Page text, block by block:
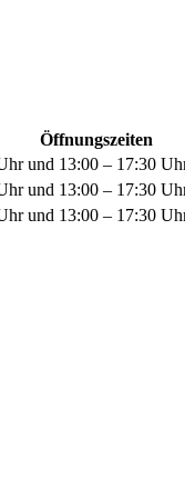
Öffnungszeiten
und 13:00 – 17:30
und 13:00 – 17:30
und 13:00 – 17:30